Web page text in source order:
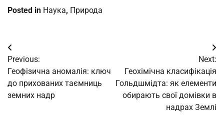
Posted in Наука, Природа
Post
navigation
Previous:
Геофізична аномалія: ключ
до прихованих таємниць
земних надр
Next:
Геохімічна класифікація
Гольдшмідта: як елементи
обирають свої домівки в
надрах Землі